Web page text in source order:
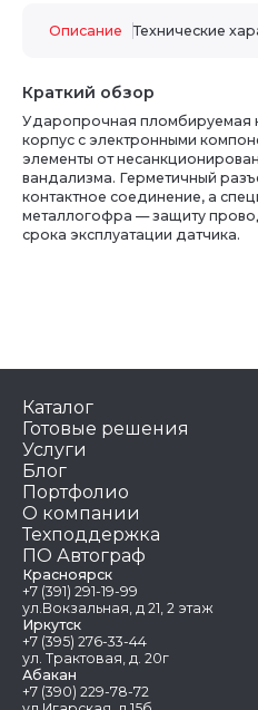
Описание Технические
Краткий обзор
Ударопрочная
корпус с электронными
элементы от
вандализма. Герметичный
контактное соединение, а
металлогофра — защиту
срока эксплуатации датчика.
Каталог
Готовые решения
Услуги
Блог
Портфолио
О компании
Техподдержка
ПО Автограф
Красноярск
+7 (391) 291-19-99
ул.Вокзальная, д 21, 2 этаж
Иркутск
+7 (395) 276-33-44
ул. Трактовая, д. 20г
Абакан
+7 (390) 229-78-72